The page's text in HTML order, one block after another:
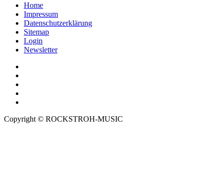
Home
Impressum
Datenschutzerklärung
Sitemap
Login
Newsletter
Copyright © ROCKSTROH-MUSIC